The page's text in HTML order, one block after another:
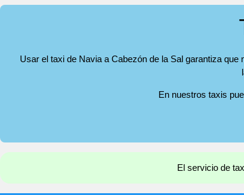
Usar el taxi de Navia a Cabezón de la Sal garantiza
En nuestros taxis
El servicio de